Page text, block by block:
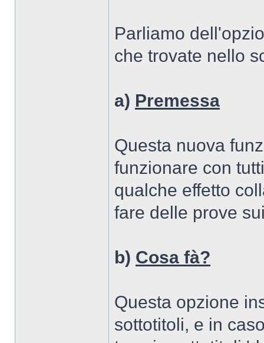
Parliamo
che trovate nello
a) Premessa
Questa nuova
funzionare con
qualche effetto
fare delle prove
b) Cosa fà?
Questa opzione
sottotitoli, e in